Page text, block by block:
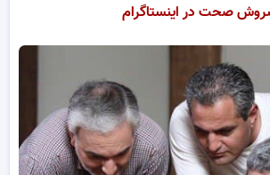
صحت در اینستاگرام